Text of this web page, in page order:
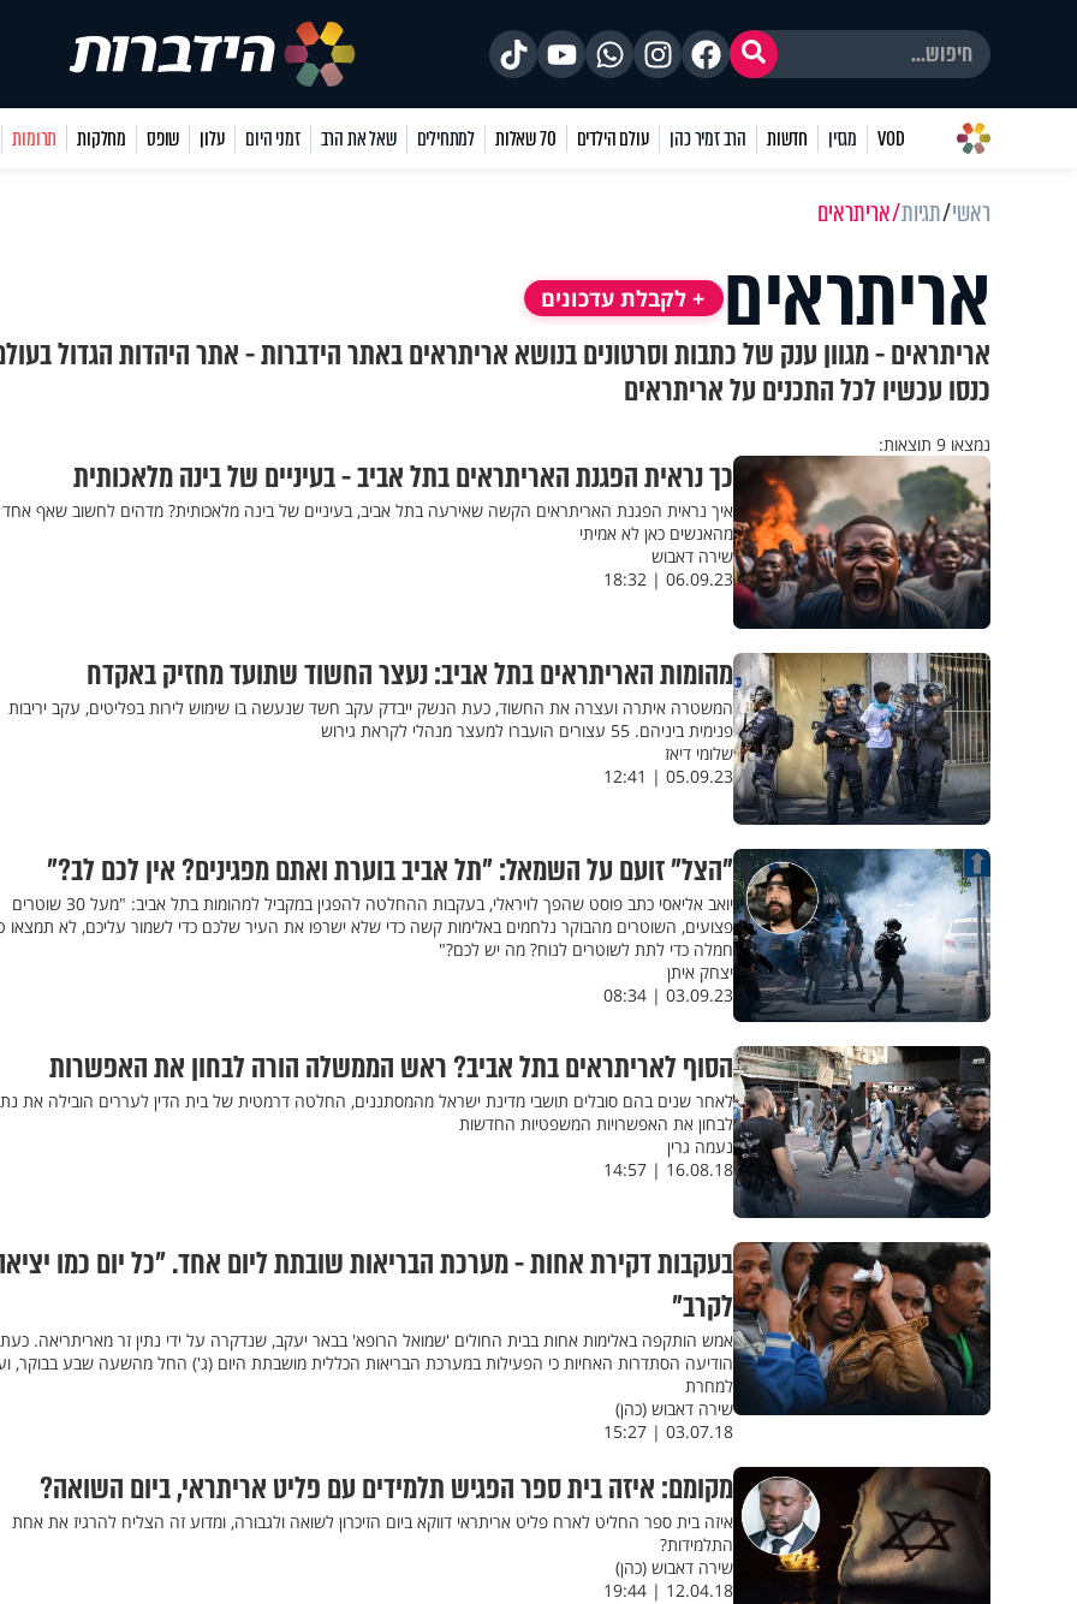
VOD מגזין חדשות הרב זמיר כהן עולם הילדים 70 שאלות למתחילים שאל את הרב זמני היום עלון שופס מחלקות תרומות
ראשי תגיות אריתראים
אריתראים + לקבלת עדכונים
אריתראים - מגוון ענק של כתבות וסרטונים בנושא אריתראים באתר הידברות - אתר היהדות הגדול
כנסו עכשיו לכל התכנים על אריתראים
נמצאו 9 תוצאות:
כך נראית הפגנת האריתראים בתל אביב - בעיניים של בינה מלאכותית
איך נראית הפגנת האריתראים הקשה שאירעה בתל אביב, בעיניים של בינה מלאכותית? מדהים לחשוב שאף אחד
מהאנשים כאן לא אמיתי
שירה דאבוש
06.09.23 | 18:32
מהומות האריתראים בתל אביב: נעצר החשוד שתועד מחזיק באקדח
המשטרה איתרה ועצרה את החשוד, כעת הנשק ייבדק עקב חשד שנעשה בו שימוש לירות בפליטים, עקב יריבות
פנימית ביניהם. 55 עצורים הועברו למעצר מנהלי לקראת גירוש
שלומי דיאז
05.09.23 | 12:41
"הצל" זועם על השמאל: "תל אביב בוערת ואתם מפגינים? אין לכם לב?"
יואב אליאסי כתב פוסט שהפך לויראלי, בעקבות ההחלטה להפגין במקביל למהומות בתל אביב: "מעל 30 שוטרים
פצועים, השוטרים מהבוקר נלחמים באלימות קשה כדי שלא ישרפו את העיר שלכם כדי לשמור עליכם, לא תמצאו
חמלה כדי לתת לשוטרים לנוח? מה יש לכם?"
יצחק איתן
03.09.23 | 08:34
הסוף לאריתראים בתל אביב? ראש הממשלה הורה לבחון את האפשרות
לאחר שנים בהם סובלים תושבי מדינת ישראל מהמסתננים, החלטה דרמטית של בית הדין לעררים הובילה את
לבחון את האפשרויות המשפטיות החדשות
נעמה גרין
16.08.18 | 14:57
בעקבות דקירת אחות - מערכת הבריאות שובתת ליום אחד. "כל יום כמו
לקרב"
אמש הותקפה באלימות אחות בבית החולים 'שמואל הרופא' בבאר יעקב, שנדקרה על ידי נתין זר מאריתריאה. כעת
הודיעה הסתדרות האחיות כי הפעילות במערכת הבריאות הכללית מושבתת היום (ג') החל מהשעה שבע בבוקר,
למחרת
שירה דאבוש (כהן)
03.07.18 | 15:27
מקומם: איזה בית ספר הפגיש תלמידים עם פליט אריתראי, ביום השואה?
איזה בית ספר החליט לארח פליט אריתראי דווקא ביום הזיכרון לשואה ולגבורה, ומדוע זה הצליח להרגיז את אחת
התלמידות?
שירה דאבוש (כהן)
12.04.18 | 19:44